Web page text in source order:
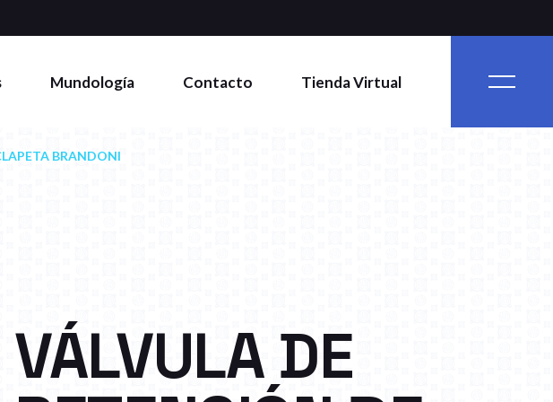
Mundología Contacto Tienda Virtual
BRANDONI
VÁLVULA DE